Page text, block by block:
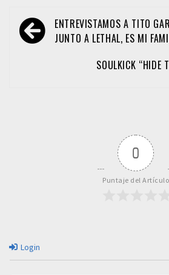
Navegación
de
ENTREVISTAMOS A TITO
JUNTO A LETHAL, ES MI
SOULKICK “HIDE
0
Puntaje del Artículo
Login